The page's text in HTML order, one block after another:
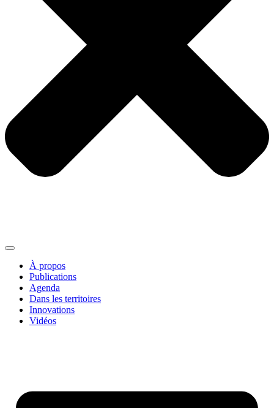
À propos
Publications
Agenda
Dans les territoires
Innovations
Vidéos